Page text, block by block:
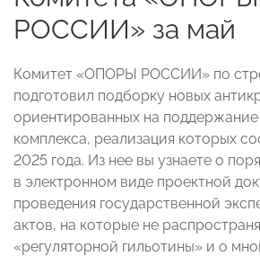
РОССИИ» за май
Комитет «ОПОРЫ РОССИИ» по
подготовил подборку новых
ориентированных на поддержание
комплекса, реализация которых
2025 года. Из нее вы узнаете о
в электронном виде проектной
проведения государственной
актов, на которые не
«регуляторной гильотины» и о